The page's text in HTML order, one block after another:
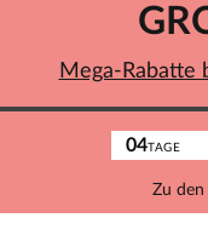
04TAGE
Zu den
Mega-Rabatte